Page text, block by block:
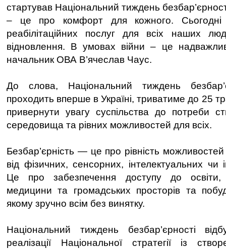
стартував Національний тиждень
– це про комфорт для кожного. Сьогодні
реабілітаційних послуг для всіх наших
відновлення. В умовах війни – це
начальник ОВА В’ячеслав Чаус.
До слова, Національний тиждень
проходить вперше в Україні, триватиме до 25
привернути увагу суспільства до потреби
середовища та рівних можливостей для всіх.
Безбар’єрність — це про рівність
від фізичних, сенсорних, інтелектуальних чи
Це про забезпечення доступу до освіти,
медицини та громадських просторів та
якому зручно всім без винятку.
Національний тиждень безбар’єрності
реалізації Національної стратегії із